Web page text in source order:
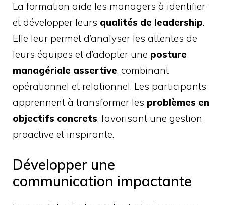
La formation aide les managers à identifier
et développer leurs qualités de leadership.
Elle leur permet d’analyser les attentes de
leurs équipes et d’adopter une posture
managériale assertive, combinant
opérationnel et relationnel. Les participants
apprennent à transformer les problèmes en
objectifs concrets, favorisant une gestion
proactive et inspirante.
Développer une
communication impactante